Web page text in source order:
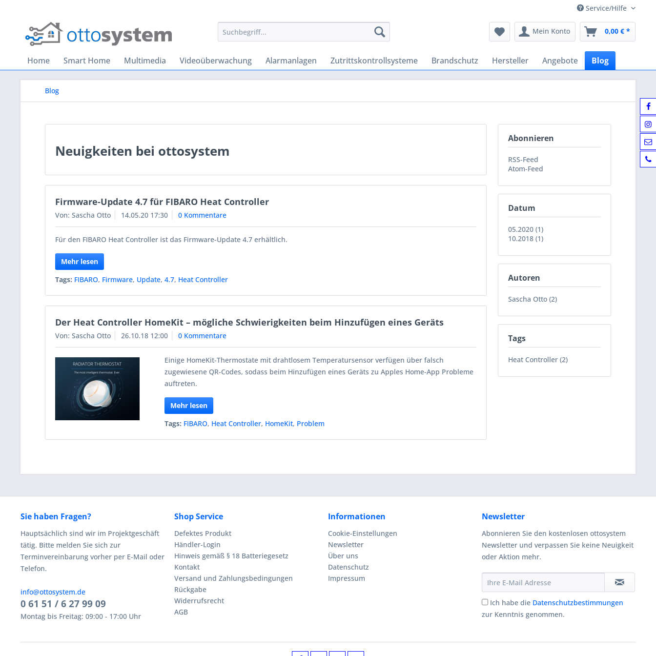
Service/Hilfe
Mein Konto 0,00 € *
Home Smart Home Multimedia Videoüberwachung Alarmanlagen Zutrittskontrollsysteme Brandschutz Hersteller Angebote Blog
Blog
Abonnieren
RSS-Feed
Atom-Feed
Datum
05.2020 (1)
10.2018 (1)
Autoren
Sascha Otto (2)
Tags
Heat Controller (2)
Neuigkeiten bei ottosystem
Firmware-Update 4.7 für FIBARO Heat Controller
Von: Sascha Otto 14.05.20 17:30 0 Kommentare
Für den FIBARO Heat Controller ist das Firmware-Update 4.7 erhältlich.
Mehr lesen
Tags: FIBARO, Firmware, Update, 4.7, Heat Controller
Der Heat Controller HomeKit – mögliche Schwierigkeiten beim Hinzufügen eines Geräts
Von: Sascha Otto 26.10.18 12:00 0 Kommentare
Einige HomeKit-Thermostate mit drahtlosem Temperatursensor verfügen über falsch
zugewiesene QR-Codes, sodass beim Hinzufügen eines Geräts zu Apples Home-App Probleme
auftreten.
Mehr lesen
Tags: FIBARO, Heat Controller, HomeKit, Problem
Sie haben Fragen?
Hauptsächlich sind wir im Projektgeschäft
tätig. Bitte melden Sie sich zur
Terminvereinbarung vorher per E-Mail oder
Telefon.
info@ottosystem.de
0 61 51 / 6 27 99 09
Montag bis Freitag: 09:00 - 17:00 Uhr
Shop Service
Defektes Produkt
Händler-Login
Hinweis gemäß § 18 Batteriegesetz
Kontakt
Versand und Zahlungsbedingungen
Rückgabe
Widerrufsrecht
AGB
Informationen
Cookie-Einstellungen
Newsletter
Über uns
Datenschutz
Impressum
Newsletter
Abonnieren Sie den kostenlosen ottosystem
Newsletter und verpassen Sie keine Neuigkeit
oder Aktion mehr.
Ich habe die Datenschutzbestimmungen
zur Kenntnis genommen.